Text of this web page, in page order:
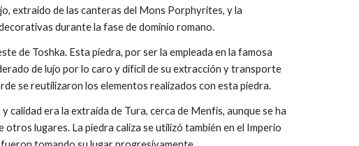
extraído de las canteras del Mons Porphyrites, y la
durante la fase de dominio romano.
de Toshka. Esta piedra, por ser la empleada en la famosa
de lujo por lo caro y difícil de su extracción y transporte
se reutilizaron los elementos realizados con esta piedra.
calidad era la extraída de Tura, cerca de Menfis, aunque se ha
lugares. La piedra caliza se utilizó también en el Imperio